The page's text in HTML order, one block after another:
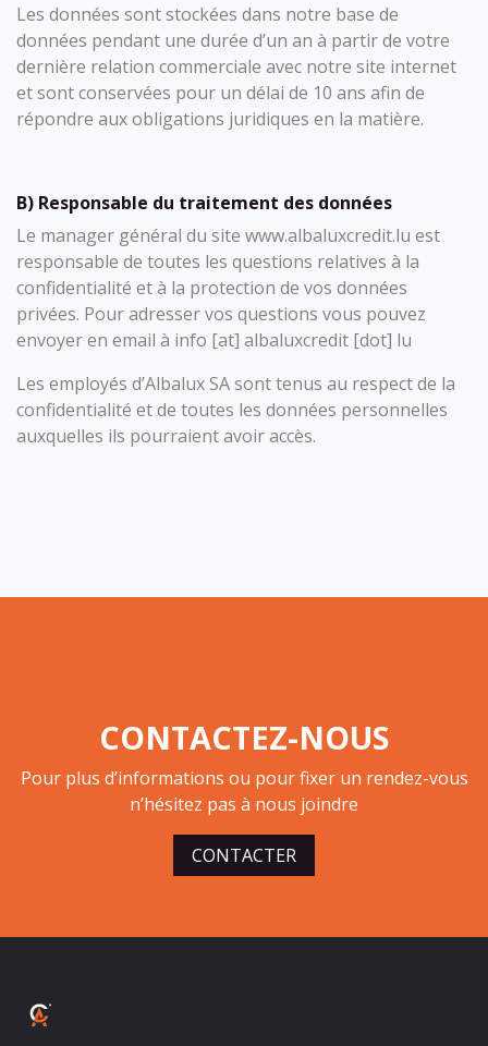
Les données sont stockées dans notre base de
données pendant une durée d’un an à partir de votre
dernière relation commerciale avec notre site internet
et sont conservées pour un délai de 10 ans afin de
répondre aux obligations juridiques en la matière.
B) Responsable du traitement des données
Le manager général du site www.albaluxcredit.lu est
responsable de toutes les questions relatives à la
confidentialité et à la protection de vos données
privées. Pour adresser vos questions vous pouvez
envoyer en email à info [at] albaluxcredit [dot] lu
Les employés d’Albalux SA sont tenus au respect de la
confidentialité et de toutes les données personnelles
auxquelles ils pourraient avoir accès.
CONTACTEZ-NOUS
Pour plus d’informations ou pour fixer un rendez-vous
n’hésitez pas à nous joindre
CONTACTER